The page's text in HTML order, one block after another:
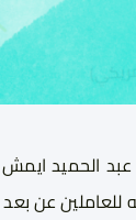
عبد الحميد ايمش
عن بعد